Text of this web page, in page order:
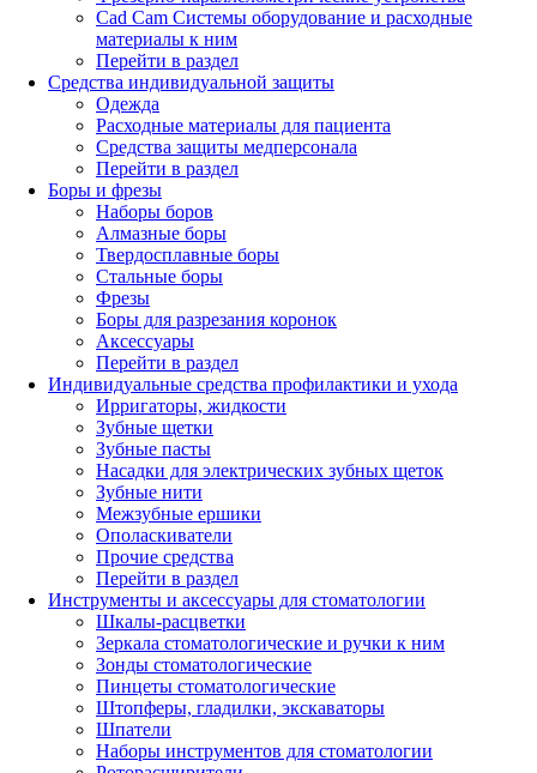
Cad Cam Системы оборудование и расходные
материалы к ним
Перейти в раздел
Средства индивидуальной защиты
Одежда
Расходные материалы для пациента
Средства защиты медперсонала
Перейти в раздел
Боры и фрезы
Наборы боров
Алмазные боры
Твердосплавные боры
Стальные боры
Фрезы
Боры для разрезания коронок
Аксессуары
Перейти в раздел
Индивидуальные средства профилактики и ухода
Ирригаторы, жидкости
Зубные щетки
Зубные пасты
Насадки для электрических зубных щеток
Зубные нити
Межзубные ершики
Ополаскиватели
Прочие средства
Перейти в раздел
Инструменты и аксессуары для стоматологии
Шкалы-расцветки
Зеркала стоматологические и ручки к ним
Зонды стоматологические
Пинцеты стоматологические
Штопферы, гладилки, экскаваторы
Шпатели
Наборы инструментов для стоматологии